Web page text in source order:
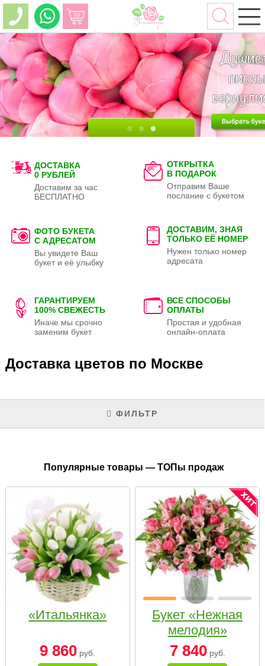
ДОСТАВКА
0 РУБЛЕЙ
Доставим за час
БЕСПЛАТНО
ОТКРЫТКА
В ПОДАРОК
Отправим Ваше
послание с букетом
ФОТО БУКЕТА
С АДРЕСАТОМ
Вы увидете Ваш
букет и её улыбку
ДОСТАВИМ, ЗНАЯ
ТОЛЬКО ЕЁ НОМЕР
Нужен только номер
адресата
ГАРАНТИРУЕМ
100% СВЕЖЕСТЬ
Иначе мы срочно
заменим букет
ВСЕ СПОСОБЫ
ОПЛАТЫ
Простая и удобная
онлайн-оплата
Доставка цветов по Москве
ФИЛЬТР
Популярные товары — ТОПы продаж
«Итальянка»
9 860 руб.
Букет «Нежная
мелодия»
7 840руб.